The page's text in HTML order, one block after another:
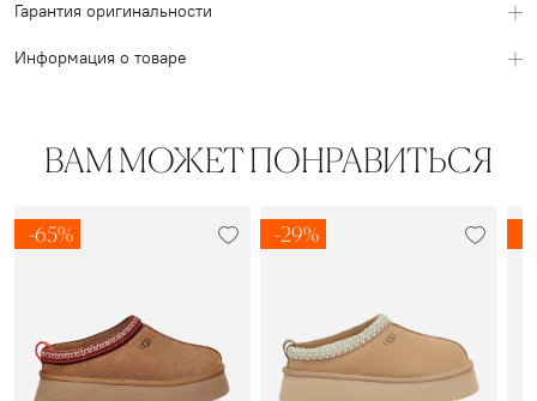
Гарантия оригинальности
Информация о товаре
ВАМ МОЖЕТ ПОНРАВИТЬСЯ
-65% -29% -